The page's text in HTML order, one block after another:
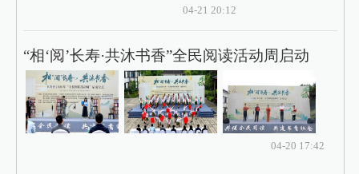
04-21 20:12
“相‘阅’长寿·共沐书香”全民阅读活动周启动
04-20 17:42